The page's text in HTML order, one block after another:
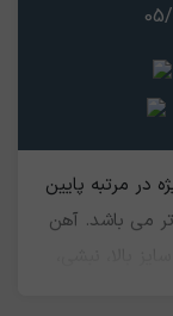
در مرتبه پایین
تر می باشد. آهن
، ورق